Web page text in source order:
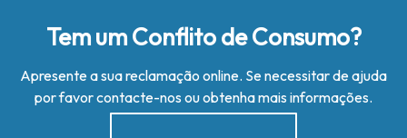
Tem um Conflito de Consumo?
Apresente a sua reclamação online. Se necessitar de ajuda
por favor contacte-nos ou obtenha mais informações.